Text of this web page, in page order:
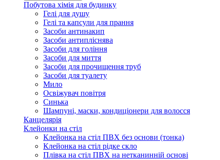
Побутова хімія для будинку
Гелі для душу
Гелі та капсули для прання
Засоби антинакип
Засоби антипліснява
Засоби для гоління
Засоби для миття
Засоби для прочищення труб
Засоби для туалету
Мило
Освіжувач повітря
Синька
Шампуні, маски, кондиціонери для волосся
Канцелярія
Клейонки на стіл
Клейонка на стіл ПВХ без основи (тонка)
Клейонка на стіл рідке скло
Плівка на стіл ПВХ на нетканинній основі